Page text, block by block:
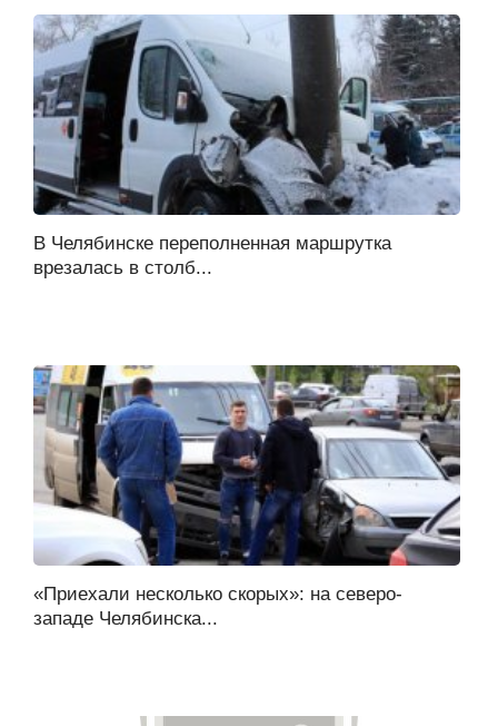
В Челябинске переполненная маршрутка
врезалась в столб...
«Приехали несколько скорых»: на северо-
западе Челябинска...